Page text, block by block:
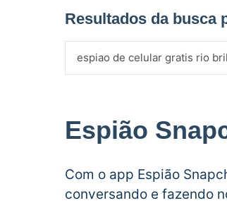
Resultados da busca
Espião
Com o app Espião
conversando e fazendo